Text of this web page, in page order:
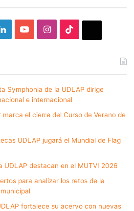
LinkedInYouTubeInstagram
Symphonia de la UDLAP dirige
e internacional
el cierre del Curso de Verano de
UDLAP jugará el Mundial de Flag
UDLAP destacan en el MUTVI 2026
para analizar los retos de la
fortalece su acervo con nuevas